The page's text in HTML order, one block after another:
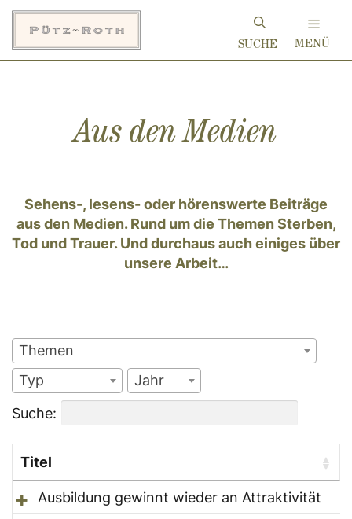
Zum
Inhalt
springen
MENÜ
Aus den Medien
Sehens-, lesens- oder hörenswerte Beiträge
aus den Medien. Rund um die Themen Sterben,
Tod und Trauer. Und durchaus auch einiges über
unsere Arbeit…
Themen
Typ
Jahr
Suche:
Titel
Ausbildung gewinnt wieder an Attraktivität